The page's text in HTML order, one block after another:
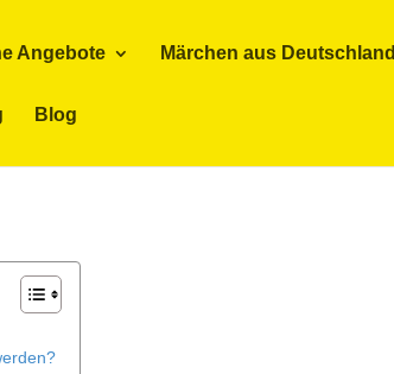
Angebote Märchen aus Deutschland
Blog